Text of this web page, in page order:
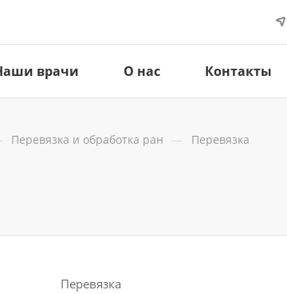
врачи О нас Контакты
Перевязка и обработка ран — Перевязка
Перевязка